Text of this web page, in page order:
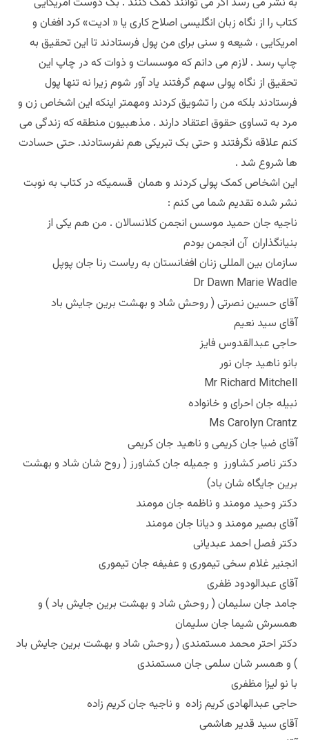
کتاب را از نگاه زبان انگلیسی اصلاح کاری یا « ادیت» کرد افغان و
امریکایی ، شیعه و سنی ‌برای من پول فرستادند تا این تحقیق به
چاپ رسد . لازم می دانم که موسسات و ذوات که در چاپ این
تحقیق از نگاه پولی سهم گرفتند یاد آور شوم زیرا نه تنها پول
فرستادند بلکه من را تشویق کردند و‌مهمتر اینکه این اشخاص زن و
مرد به تساوی حقوق اعتقاد دارند . مذهبیون منطقه که زندگی می
کنم علاقه نگرفتند و حتی بک تبریکی هم نفرستادند. حتی حسادت
ها شروع شد .
این اشخاص کمک پولی کردند و‌ همان قسمیکه در کتاب به نوبت
نشر شده تقدیم شما می کنم :
ناجیه جان حمید موسس انجمن کلانسالان . من هم یکی از
بنیانگذاران آن انجمن بودم
سازمان بین المللی زنان افغانستان به ریاست رنا جان پوپل
Dr Dawn Marie Wadle
آقای حسین نصرتی ( روحش شاد و بهشت برین جایش باد
آقای سید نعیم
حاجی عبدالقدوس فایز
بانو ناهید جان نور
Mr Richard Mitchell
نبیله جان احرای و خانواده
Ms Carolyn Crantz
آقای ضیا جان کریمی و ناهید جان کریمی
دکتر ناصر کشاورز و جمیله جان کشاورز ( روح شان شاد و بهشت
برین جایگاه شان باد)
دکتر وحید مومند و ناظمه جان مومند
آقای بصیر مومند و دیانا جان مومند
دکتر فصل احمد عبدیانی
انجنیر غلام سخی تیموری و عفیفه جان تیموری
آقای عبدالودود ظفری
جامد جان سلیمان ( روحش شاد و بهشت برین جایش باد ) و
همسرش شیما جان سلیمان
دکتر احتر محمد مستمندی ( روحش شاد و بهشت برین جایش باد
) و همسر شان سلمی جان مستمندی
با نو لیزا مظفری
حاجی عبدالهادی کریم زاده و ناجیه جان کریم زاده
آقای سید قدیر هاشمی